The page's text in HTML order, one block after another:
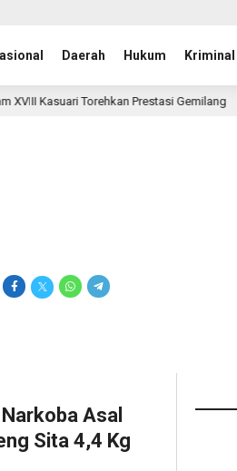
Daerah Hukum Kriminal
Prestasi Gemilang 17 jam lalu
Asal
Sita 4,4 Kg